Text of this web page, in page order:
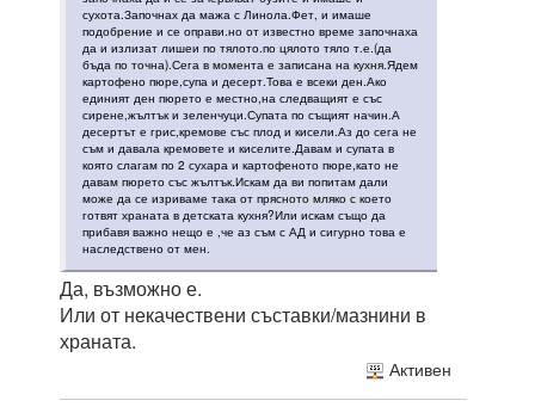
сухота.Започнах да мажа с Линола.Фет, и имаше
подобрение и се оправи.но от известно време започнаха
да и излизат лишеи по тялото.по цялото тяло т.е.(да
бъда по точна).Сега в момента е записана на кухня.Ядем
картофено пюре,супа и десерт.Това е всеки ден.Ако
единият ден пюрето е местно,на следващият е със
сирене,жълтък и зеленчуци.Супата по същият начин.А
десертът е грис,кремове със плод и кисели.Аз до сега не
съм и давала кремовете и киселите.Давам и супата в
която слагам по 2 сухара и картофеното пюре,като не
давам пюрето със жълтък.Искам да ви попитам дали
може да се изриваме така от прясното мляко с което
готвят храната в детската кухня?Или искам също да
прибавя важно нещо е ,че аз съм с АД и сигурно това е
наследствено от мен.
Да, възможно е.
Или от некачествени съставки/мазнини в
храната.
Активен